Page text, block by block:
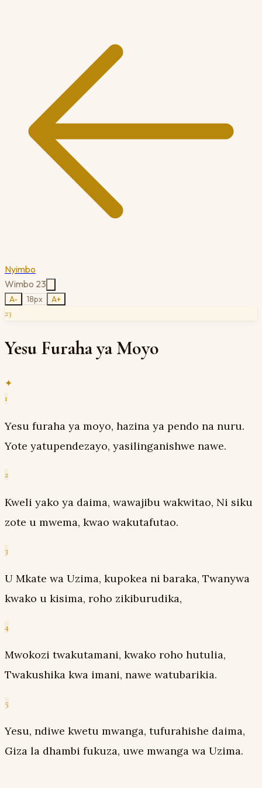
Nyimbo
Wimbo 23
A- 18px A+
23
Yesu Furaha ya Moyo
✦
1
Yesu furaha ya moyo, hazina ya pendo na nuru.
Yote yatupendezayo, yasilinganishwe nawe.
2
Kweli yako ya daima, wawajibu wakwitao, Ni siku
zote u mwema, kwao wakutafutao.
3
U Mkate wa Uzima, kupokea ni baraka, Twanywa
kwako u kisima, roho zikiburudika,
4
Mwokozi twakutamani, kwako roho hutulia,
Twakushika kwa imani, nawe watubarikia.
5
Yesu, ndiwe kwetu mwanga, tufurahishe daima,
Giza la dhambi fukuza, uwe mwanga wa Uzima.